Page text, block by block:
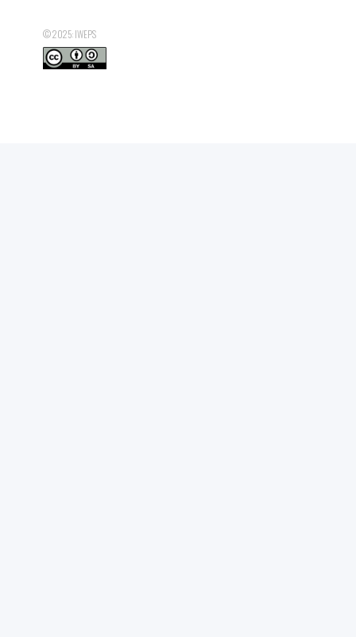
© 2025: IWEPS